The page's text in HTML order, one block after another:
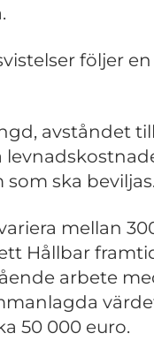
följer
avståndet
ska beviljas.
mellan
Hållbar
arbete
50 000 euro.